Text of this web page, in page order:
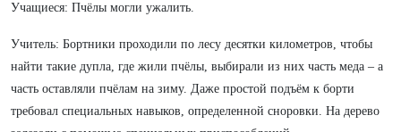
Учащиеся: Пчёлы могли ужалить.
Учитель: Бортники проходили по лесу десятки километров, чтобы
найти такие дупла, где жили пчёлы, выбирали из них часть меда – а
часть оставляли пчёлам на зиму. Даже простой подъём к борти
требовал специальных навыков, определенной сноровки. На дерево